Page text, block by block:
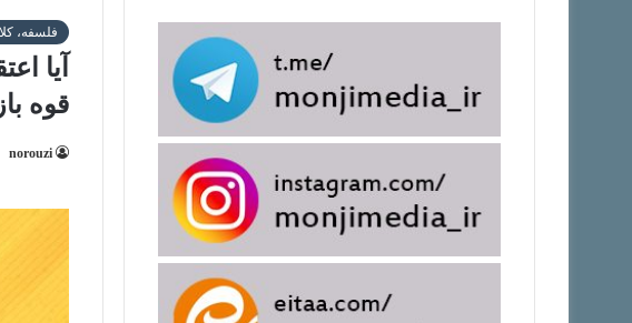
فلسفه،
آیا
قوه
norouzi